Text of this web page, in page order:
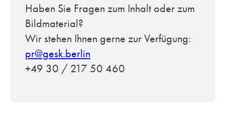
Haben Sie Fragen zum Inhalt oder zum
Bildmaterial?
Wir stehen Ihnen gerne zur Verfügung:
pr@gesk.berlin
+49 30 / 217 50 460